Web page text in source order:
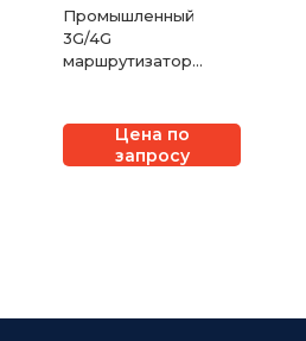
Промышленный
3G/4G
маршрутизатор
Цена по
запросу